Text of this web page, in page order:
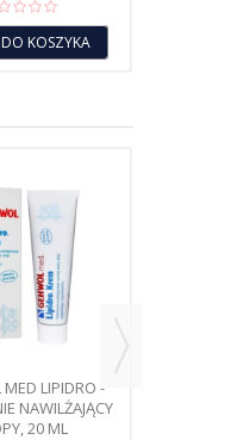
KOSZYKA
LIPIDRO -
NAWILŻAJĄCY
20 ML